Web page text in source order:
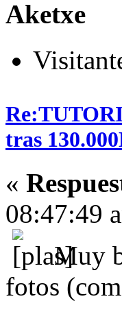
Aketxe
tras
«
08:47:49
Muy
fotos